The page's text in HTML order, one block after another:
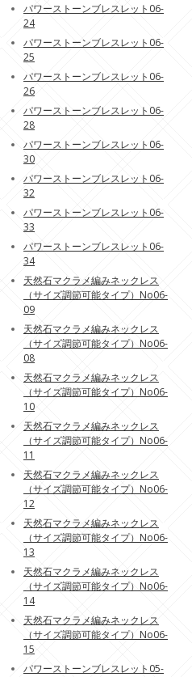
パワーストーンブレスレット06-
24
パワーストーンブレスレット06-
25
パワーストーンブレスレット06-
26
パワーストーンブレスレット06-
28
パワーストーンブレスレット06-
30
パワーストーンブレスレット06-
32
パワーストーンブレスレット06-
33
パワーストーンブレスレット06-
34
天然石マクラメ編みネックレス
（サイズ調節可能タイプ）No06-
09
天然石マクラメ編みネックレス
（サイズ調節可能タイプ）No06-
08
天然石マクラメ編みネックレス
（サイズ調節可能タイプ）No06-
10
天然石マクラメ編みネックレス
（サイズ調節可能タイプ）No06-
11
天然石マクラメ編みネックレス
（サイズ調節可能タイプ）No06-
12
天然石マクラメ編みネックレス
（サイズ調節可能タイプ）No06-
13
天然石マクラメ編みネックレス
（サイズ調節可能タイプ）No06-
14
天然石マクラメ編みネックレス
（サイズ調節可能タイプ）No06-
15
パワーストーンブレスレット05-